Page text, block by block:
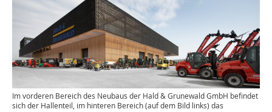
Im vorderen Bereich des Neubaus der Hald & Grunewald GmbH befindet
sich der Hallenteil, im hinteren Bereich (auf dem Bild links) das